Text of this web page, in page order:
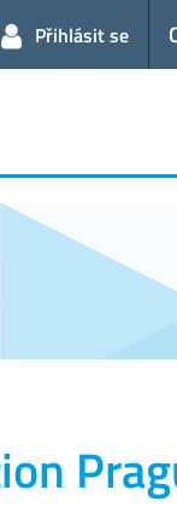
Přihlásit se